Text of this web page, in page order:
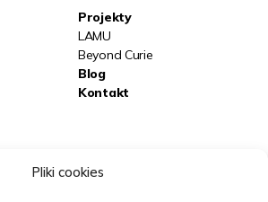
Pliki cookies
Projekty
LAMU
Beyond Curie
Blog
Kontakt